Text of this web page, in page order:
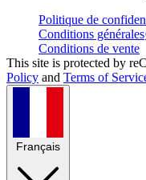
Politique de
Conditions générales
Conditions de vente
This site is protected by
Policy and Terms of
Français